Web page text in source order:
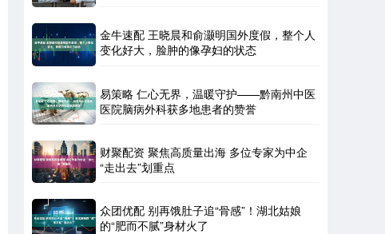
金牛速配 王晓晨和俞灏明国外度假，整个人
变化好大，脸肿的像孕妇的状态
易策略 仁心无界，温暖守护——黔南州中医
医院脑病外科获多地患者的赞誉
财聚配资 聚焦高质量出海 多位专家为中企
“走出去”划重点
众团优配 别再饿肚子追“骨感”！湖北姑娘
的“肥而不腻”身材火了